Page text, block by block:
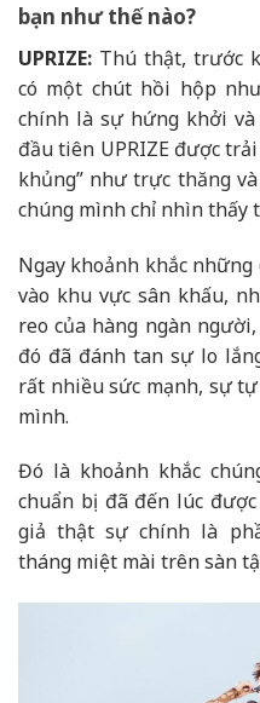
bạn như thế nào?
UPRIZE: Thú thật, trước
có một chút hồi hộp
chính là sự hứng khởi
đầu tiên UPRIZE được
khủng” như trực thăng
chúng mình chỉ nhìn thấy
Ngay khoảnh khắc
vào khu vực sân khấu,
reo của hàng ngàn
đó đã đánh tan sự lo
rất nhiều sức mạnh, sự
mình.
Đó là khoảnh khắc
chuẩn bị đã đến lúc
giả thật sự chính là
tháng miệt mài trên sàn